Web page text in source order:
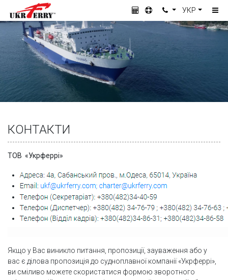
УКР
КОНТАКТИ
ТОВ «Укрферрі»
Якщо у Вас виникло питання, пропозиції, зауваження або у
вас є ділова пропозиція до судноплавної компанії «Укрферрі»,
ви сміливо можете скористатися формою зворотного